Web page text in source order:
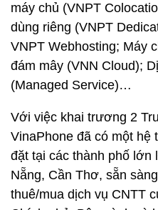
máy chủ (VNPT
dùng riêng (VNPT
VNPT Webhosting; Máy
đám mây (VNN Cloud);
(Managed Service)…
Với việc khai trương 2
VinaPhone đã có một hệ
đặt tại các thành phố lớn
Nẵng, Cần Thơ, sẵn
thuê/mua dịch vụ CNTT